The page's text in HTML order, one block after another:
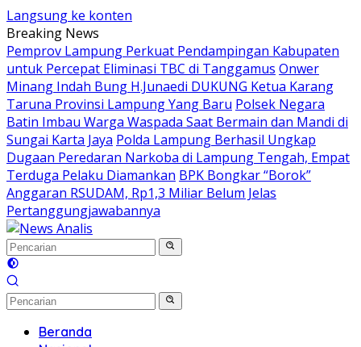
Langsung ke konten
Breaking News
Pemprov Lampung Perkuat Pendampingan Kabupaten
untuk Percepat Eliminasi TBC di Tanggamus Onwer
Minang Indah Bung H.Junaedi DUKUNG Ketua Karang
Taruna Provinsi Lampung Yang Baru Polsek Negara
Batin Imbau Warga Waspada Saat Bermain dan Mandi di
Sungai Karta Jaya Polda Lampung Berhasil Ungkap
Dugaan Peredaran Narkoba di Lampung Tengah, Empat
Terduga Pelaku Diamankan BPK Bongkar “Borok”
Anggaran RSUDAM, Rp1,3 Miliar Belum Jelas
Pertanggungjawabannya
Beranda